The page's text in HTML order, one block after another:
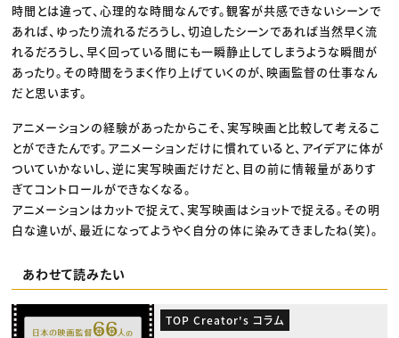
時間とは違って、心理的な時間なんです。観客が共感できないシーンで
あれば、ゆったり流れるだろうし、切迫したシーンであれば当然早く流
れるだろうし、早く回っている間にも一瞬静止してしまうような瞬間が
あったり。その時間をうまく作り上げていくのが、映画監督の仕事なん
だと思います。
アニメーションの経験があったからこそ、実写映画と比較して考えるこ
とができたんです。アニメーションだけに慣れていると、アイデアに体が
ついていかないし、逆に実写映画だけだと、目の前に情報量がありす
ぎてコントロールができなくなる。
アニメーションはカットで捉えて、実写映画はショットで捉える。その明
白な違いが、最近になってようやく自分の体に染みてきましたね(笑)。
あわせて読みたい
TOP Creator's コラム